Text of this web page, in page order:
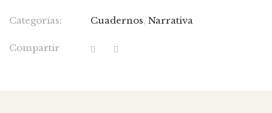
Categorías: Cuadernos, Narrativa
Compartir